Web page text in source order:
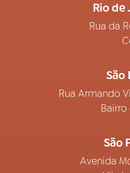
Rio de
Rua da
São
Rua Armando
Bairro
São
Avenida